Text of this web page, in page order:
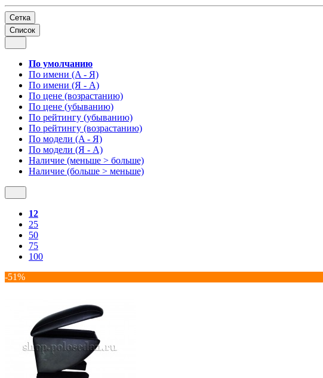
Сетка
Список
По умолчанию
По имени (A - Я)
По имени (Я - A)
По цене (возрастанию)
По цене (убыванию)
По рейтингу (убыванию)
По рейтингу (возрастанию)
По модели (A - Я)
По модели (Я - A)
Наличие (меньше > больше)
Наличие (больше > меньше)
12
25
50
75
100
-51%